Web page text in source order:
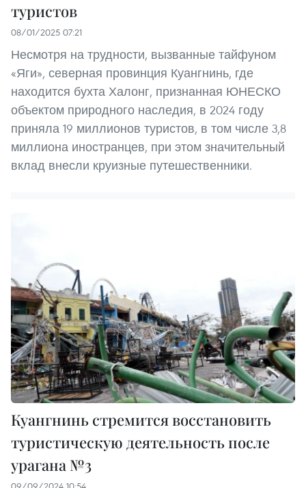
туристов
08/01/2025 07:21
Несмотря на трудности, вызванные тайфуном
«Яги», северная провинция Куангнинь, где
находится бухта Халонг, признанная ЮНЕСКО
объектом природного наследия, в 2024 году
приняла 19 миллионов туристов, в том числе 3,8
миллиона иностранцев, при этом значительный
вклад внесли круизные путешественники.
Куангнинь стремится восстановить
туристическую деятельность после
урагана №3